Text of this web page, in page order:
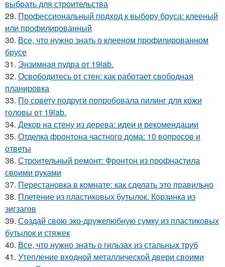
выбрать для строительства
29. Профессиональный подход к выбору бруса: клееный
или профилированный
30. Все, что нужно знать о клееном профилированном
брусе
31. Энзимная пудра от 19lab.
32. Освободитесь от стен: как работает свободная
планировка
33. По совету подруги попробовала пилинг для кожи
головы от 19lab.
34. Декор на стену из дерева: идеи и рекомендации
35. Отделка фронтона частного дома: 10 вопросов и
ответы
36. Строительный ремонт: Фронтон из профнастила
своими руками
37. Перестановка в комнате: как сделать это правильно
38. Плетение из пластиковых бутылок. Корзинка из
зигзагов
39. Создай свою эко-дружелюбную сумку из пластиковых
бутылок и стяжек
40. Все, что нужно знать о гильзах из стальных труб
41. Утепление входной металлической двери своими